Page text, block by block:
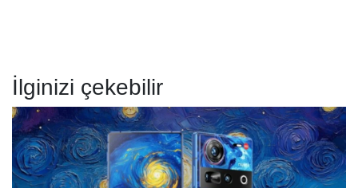
İlginizi çekebilir